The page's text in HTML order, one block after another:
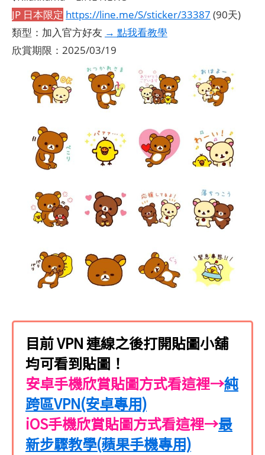
JP 日本限定 https://line.me/S/sticker/33387 (90天)
類型：加入官方好友 → 點我看教學
欣賞期限：2025/03/19
目前 VPN 連線之後打開貼圖小舖
均可看到貼圖！
安卓手機欣賞貼圖方式看這裡→純
跨區VPN(安卓專用)
iOS手機欣賞貼圖方式看這裡→最
新步驟教學(蘋果手機專用)